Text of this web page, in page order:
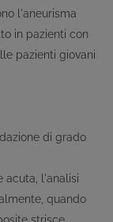
l'aneurisma
in pazienti con
pazienti giovani
di grado
acuta, l'analisi
quando